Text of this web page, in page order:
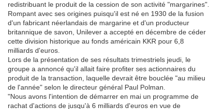
redistribuant le produit de la cession de son activité "margarines".
Rompant avec ses origines puisqu'il est né en 1930 de la fusion
d'un fabricant néerlandais de margarine et d'un producteur
britannique de savon, Unilever a accepté en décembre de céder
cette division historique au fonds américain KKR pour 6,8
milliards d'euros.
Lors de la présentation de ses résultats trimestriels jeudi, le
groupe a annoncé qu'il allait faire profiter ses actionnaires du
produit de la transaction, laquelle devrait être bouclée "au milieu
de l'année" selon le directeur général Paul Polman.
"Nous avons l'intention de démarrer en mai un programme de
rachat d'actions de jusqu'à 6 milliards d'euros en vue de